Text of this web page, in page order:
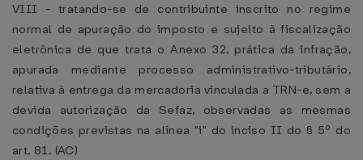
VIII - tratando-se de contribuinte inscrito no regime
normal de apuração do imposto e sujeito à fiscalização
eletrônica de que trata o Anexo 32, prática da infração,
apurada mediante processo administrativo-tributário,
relativa à entrega da mercadoria vinculada a TRN-e, sem a
devida autorização da Sefaz, observadas as mesmas
condições previstas na alínea "i" do inciso II do § 5º do
art. 81. (AC)